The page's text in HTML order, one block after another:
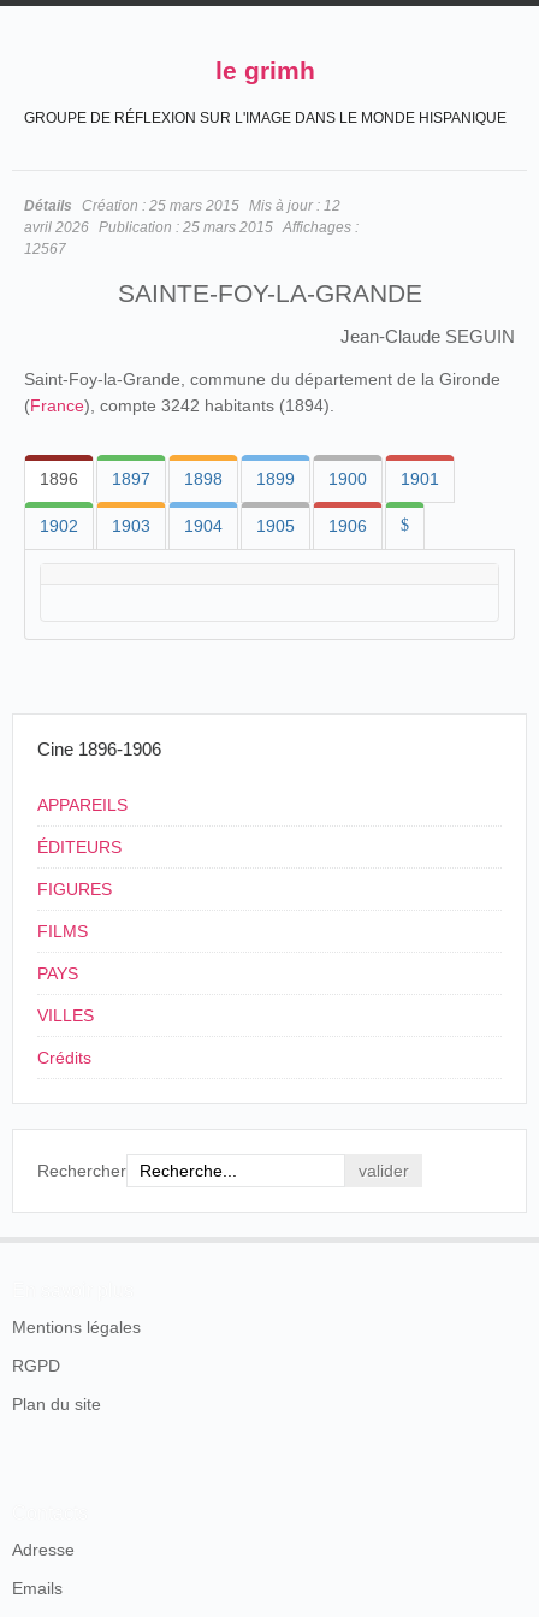
le grimh
GROUPE DE RÉFLEXION SUR L'IMAGE DANS LE MONDE HISPANIQUE
Détails Création : 25 mars 2015 Mis à jour : 12
avril 2026 Publication : 25 mars 2015 Affichages :
12567
SAINTE-FOY-LA-GRANDE
Jean-Claude SEGUIN
Saint-Foy-la-Grande, commune du département de la Gironde
(France), compte 3242 habitants (1894).
1896 1897 1898 1899 1900 1901
1902 1903 1904 1905 1906 $
Cine 1896-1906
APPAREILS
ÉDITEURS
FIGURES
FILMS
PAYS
VILLES
Crédits
Rechercher
Mentions légales
RGPD
Plan du site
Adresse
Emails